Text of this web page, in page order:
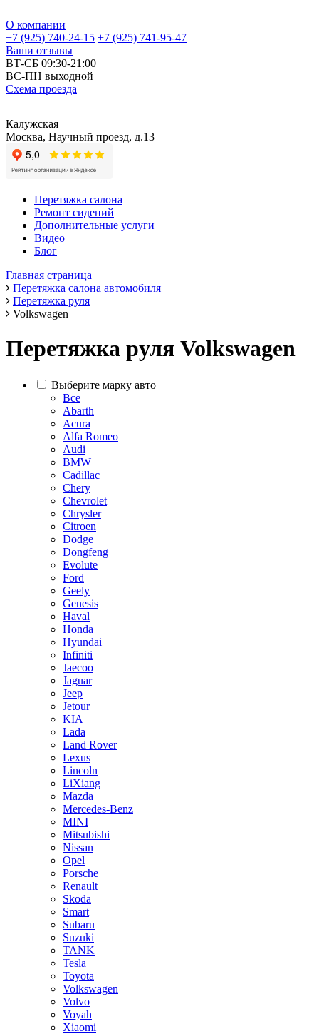
О компании
+7 (925) 740-24-15 +7 (925) 741-95-47
Ваши отзывы
ВТ-СБ 09:30-21:00
ВС-ПН выходной
Схема проезда
Калужская
Москва, Научный проезд, д.13
Перетяжка салона
Ремонт сидений
Дополнительные услуги
Видео
Блог
Главная страница
Перетяжка салона автомобиля
Перетяжка руля
Volkswagen
Перетяжка руля Volkswagen
Выберите марку авто
Все
Abarth
Acura
Alfa Romeo
Audi
BMW
Cadillac
Chery
Chevrolet
Chrysler
Citroen
Dodge
Dongfeng
Evolute
Ford
Geely
Genesis
Haval
Honda
Hyundai
Infiniti
Jaecoo
Jaguar
Jeep
Jetour
KIA
Lada
Land Rover
Lexus
Lincoln
LiXiang
Mazda
Mercedes-Benz
MINI
Mitsubishi
Nissan
Opel
Porsche
Renault
Skoda
Smart
Subaru
Suzuki
TANK
Tesla
Toyota
Volkswagen
Volvo
Voyah
Xiaomi